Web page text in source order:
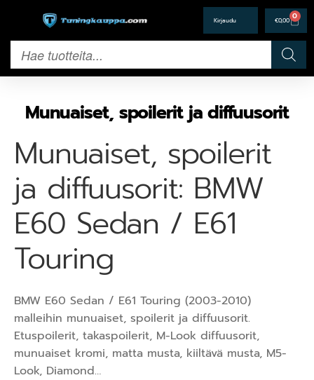
€0,00 0
Munuaiset, spoilerit ja diffuusorit
Munuaiset, spoilerit
ja diffuusorit: BMW
E60 Sedan / E61
Touring
BMW E60 Sedan / E61 Touring (2003-2010)
malleihin munuaiset, spoilerit ja diffuusorit.
Etuspoilerit, takaspoilerit, M-Look diffuusorit,
munuaiset kromi, matta musta, kiiltävä musta, M5-
Look, Diamond…